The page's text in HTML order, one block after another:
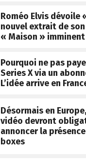
Roméo Elvis dévoile
nouvel extrait de son
« Maison » imminent
Pourquoi ne pas
Series X via un
L’idée arrive en
Désormais en
vidéo devront
annoncer la
boxes